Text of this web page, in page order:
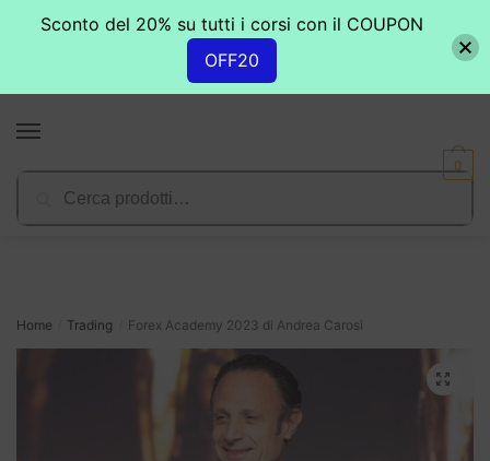
Cerca
0
Home Trading Forex Academy 2023 di Andrea Carosi
Sconto del 20% su tutti i corsi con il COUPON
OFF20